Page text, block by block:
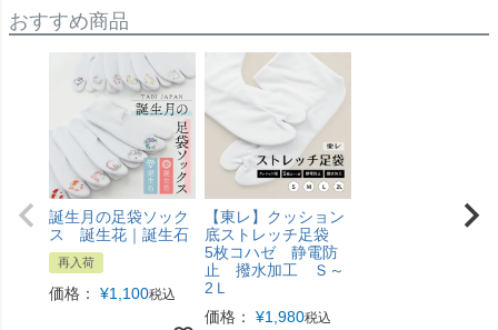
おすすめ商品
誕生月の足袋ソック
ス 誕生花｜誕生石
再入荷
価格： ¥1,100税込
【東レ】クッション
底ストレッチ足袋
5枚コハゼ 静電防
止 撥水加工 Ｓ～
2Ｌ
価格：
¥1,980税込